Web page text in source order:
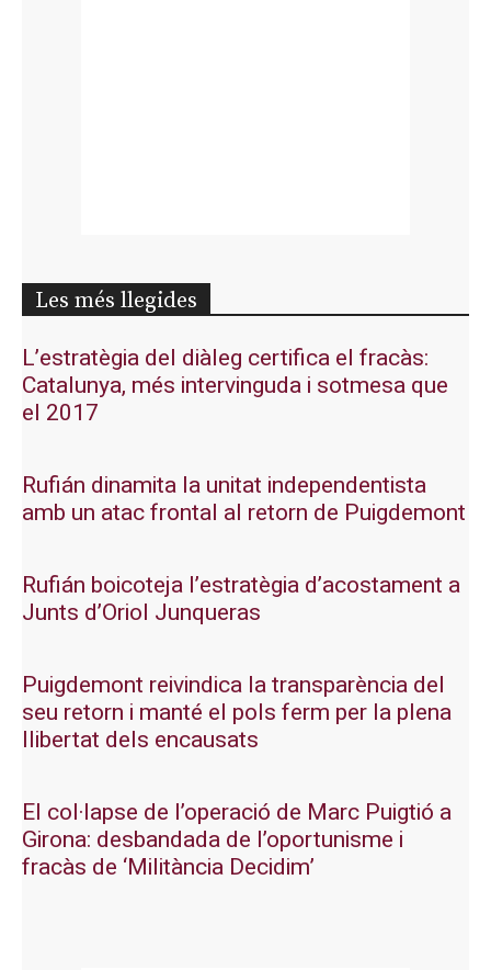
Les més llegides
L’estratègia del diàleg certifica el fracàs:
Catalunya, més intervinguda i sotmesa que
el 2017
Rufián dinamita la unitat independentista
amb un atac frontal al retorn de Puigdemont
Rufián boicoteja l’estratègia d’acostament a
Junts d’Oriol Junqueras
Puigdemont reivindica la transparència del
seu retorn i manté el pols ferm per la plena
llibertat dels encausats
El col·lapse de l’operació de Marc Puigtió a
Girona: desbandada de l’oportunisme i
fracàs de ‘Militància Decidim’